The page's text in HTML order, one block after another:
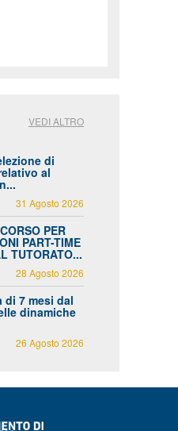
VEDI ALTRO
di
al
31 Agosto 2026
PER
PART-TIME
TUTORATO...
28 Agosto 2026
di 7 mesi dal
dinamiche
26 Agosto 2026